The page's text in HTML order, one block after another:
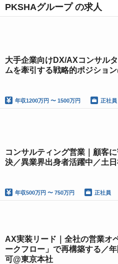
PKSHAグループ の求人
大手企業向けDX/AXコンサル
ムを牽引する戦略的ポジショ
年収1200万円 〜 1500万円 正社員
コンサルティング営業｜顧客
決／異業界出身者活躍中／土
年収500万円 〜 750万円 正社員
AX実装リード｜全社の営業オ
ークフロー」で再構築する／
可@東京本社